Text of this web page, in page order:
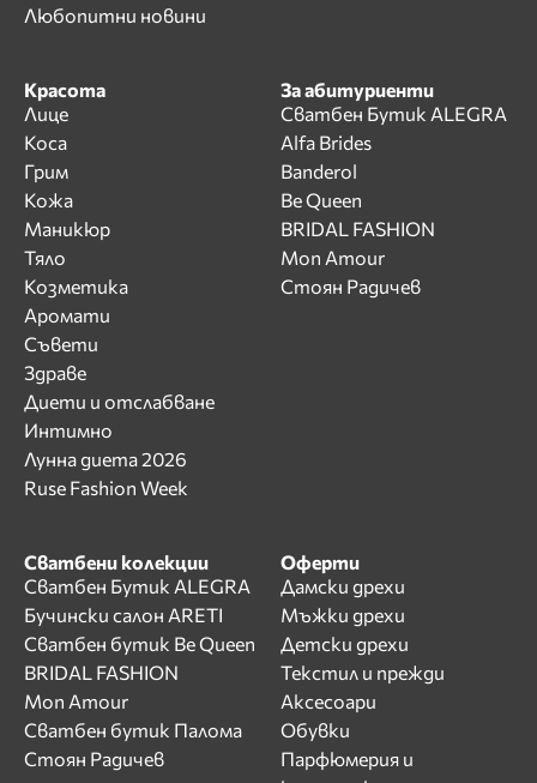
Любопитни новини
Красота
Лице
Коса
Грим
Кожа
Маникюр
Тяло
Козметика
Аромати
Съвети
Здраве
Диети и отслабване
Интимно
Лунна диета 2026
Ruse Fashion Week
За абитуриенти
Сватбен Бутик ALEGRA
Alfa Brides
Banderol
Be Queen
BRIDAL FASHION
Mon Amour
Стоян Радичев
Сватбени колекции
Сватбен Бутик ALEGRA
Бучински салон ARETI
Сватбен бутик Be Queen
BRIDAL FASHION
Mon Amour
Сватбен бутик Палома
Стоян Радичев
Оферти
Дамски дрехи
Мъжки дрехи
Детски дрехи
Текстил и прежди
Аксесоари
Обувки
Парфюмерия и